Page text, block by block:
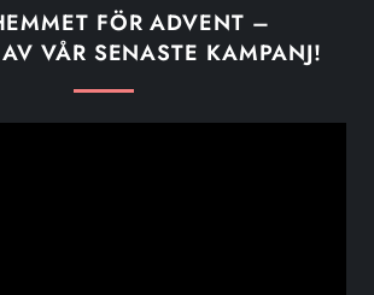
FÖR ADVENT –
VÅR SENASTE KAMPANJ!